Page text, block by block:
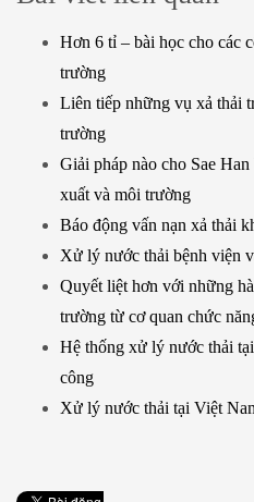
Hơn 6 tỉ – bài học cho các
trường
Liên tiếp những vụ xả thải
trường
Giải pháp nào cho Sae
xuất và môi trường
Báo động vấn nạn xả thải
Xử lý nước thải bệnh viện
Quyết liệt hơn với những
trường từ cơ quan chức
Hệ thống xử lý nước thải
công
Xử lý nước thải tại Việt